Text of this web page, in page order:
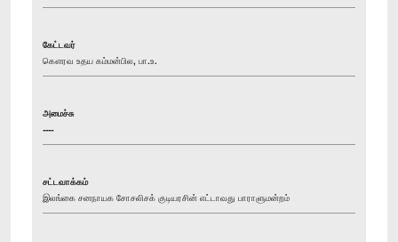
கேட்டவர்
கௌரவ உதய கம்மன்பில, பா.உ.
அமைச்சு
----
சட்டவாக்கம்
இலங்கை சனநாயக சோசலிசக் குடியரசின் எட்டாவது பாராளுமன்றம்